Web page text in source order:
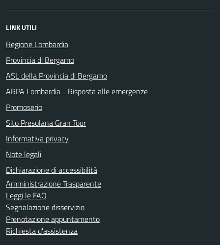
LINK UTILI
Regione Lombardia
Provincia di Bergamo
ASL della Provincia di Bergamo
ARPA Lombardia - Risposta alle emergenze
Promoserio
Sito Presolana Gran Tour
Informativa privacy
Note legali
Dichiarazione di accessibilità
Amministrazione Trasparente
Leggi le FAQ
Segnalazione disservizio
Prenotazione appuntamento
Richiesta d'assistenza